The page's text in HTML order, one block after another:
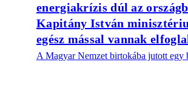
energiakrízis dúl az
Kapitány István
egész mással vannak
A Magyar Nemzet birtokába jutott egy